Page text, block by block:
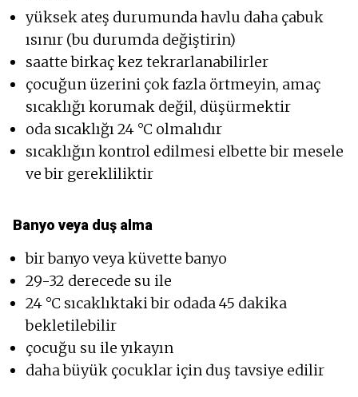
yüksek ateş durumunda havlu daha çabuk
ısınır (bu durumda değiştirin)
saatte birkaç kez tekrarlanabilirler
çocuğun üzerini çok fazla örtmeyin, amaç
sıcaklığı korumak değil, düşürmektir
oda sıcaklığı 24 °C olmalıdır
sıcaklığın kontrol edilmesi elbette bir mesele
ve bir gerekliliktir
Banyo veya duş alma
bir banyo veya küvette banyo
29-32 derecede su ile
24 °C sıcaklıktaki bir odada 45 dakika
bekletilebilir
çocuğu su ile yıkayın
daha büyük çocuklar için duş tavsiye edilir